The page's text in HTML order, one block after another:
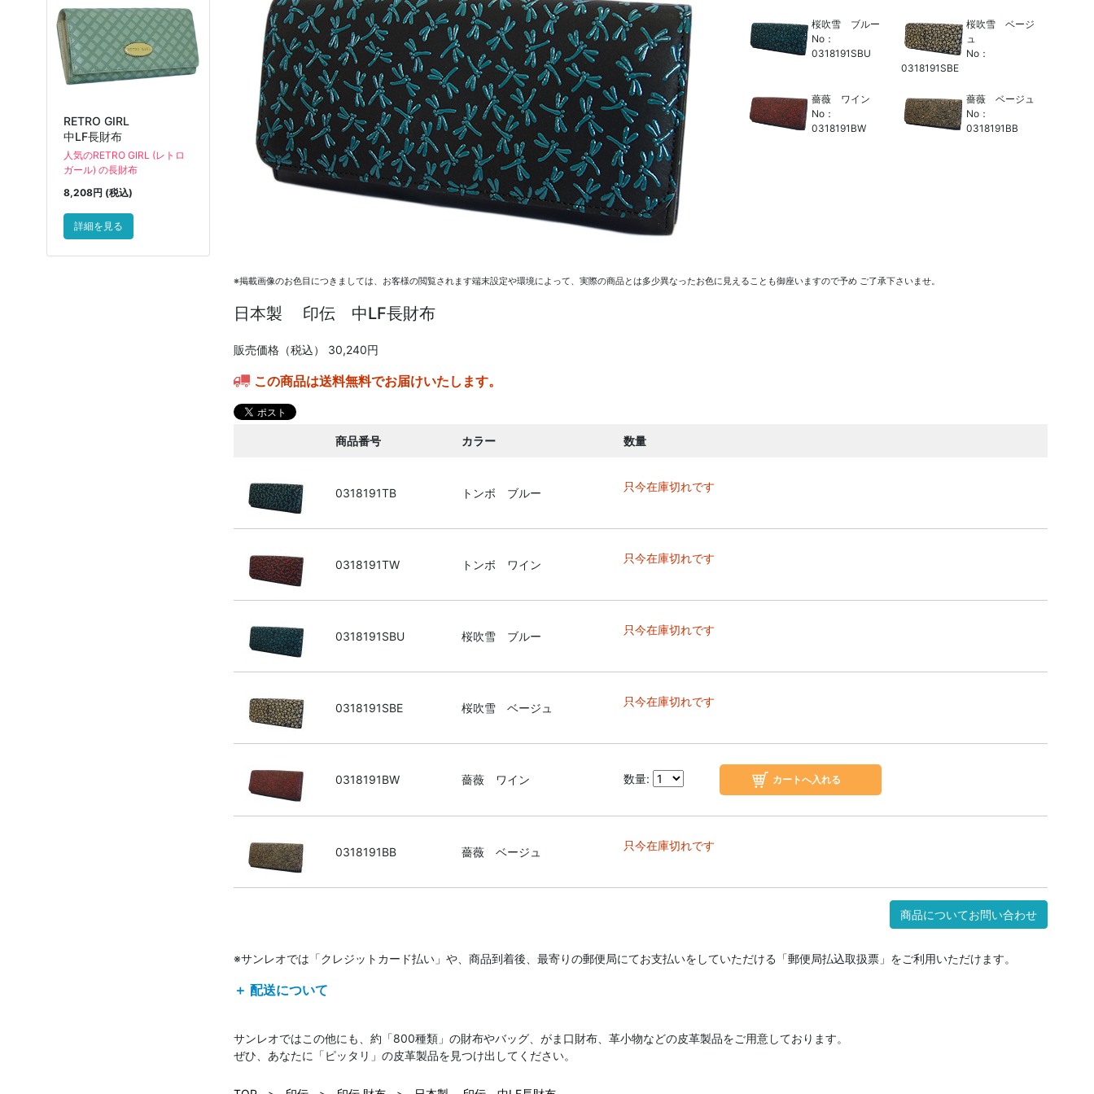
RETRO GIRL
中LF長財布
人気のRETRO GIRL (レトロ
ガール) の長財布
8,208円 (税込)
詳細を見る
桜吹雪 ブルー
No：
0318191SBU
桜吹雪 ベージ
ュ
No：
0318191SBE
薔薇 ワイン
No：
0318191BW
薔薇 ベージュ
No：
0318191BB
※掲載画像のお色目につきましては、お客様の閲覧されます端末設定や環境によって、実際の商品とは多少異なったお色に見えることも御座いますので予め ご了承下さいませ。
日本製 印伝 中LF長財布
販売価格（税込） 30,240円
この商品は送料無料でお届けいたします。
商品番号 カラー 数量
0318191TB トンボ ブルー 只今在庫切れです
0318191TW トンボ ワイン 只今在庫切れです
0318191SBU 桜吹雪 ブルー 只今在庫切れです
0318191SBE 桜吹雪 ベージュ 只今在庫切れです
0318191BW 薔薇 ワイン 数量:
0318191BB 薔薇 ベージュ 只今在庫切れです
商品についてお問い合わせ
※サンレオでは「クレジットカード払い」や、商品到着後、最寄りの郵便局にてお支払いをしていただける「郵便局払込取扱票」をご利用いただけます。
＋ 配送について
サンレオではこの他にも、約「800種類」の財布やバッグ、がま口財布、革小物などの皮革製品をご用意しております。
ぜひ、あなたに「ピッタリ」の皮革製品を見つけ出してください。